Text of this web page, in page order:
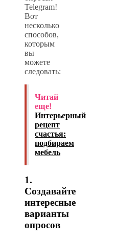
Telegram!
Вот
несколько
способов,
которым
вы
можете
следовать:
Читай
еще!
Интерьерный
рецепт
счастья:
подбираем
мебель
1.
Создавайте
интересные
варианты
опросов